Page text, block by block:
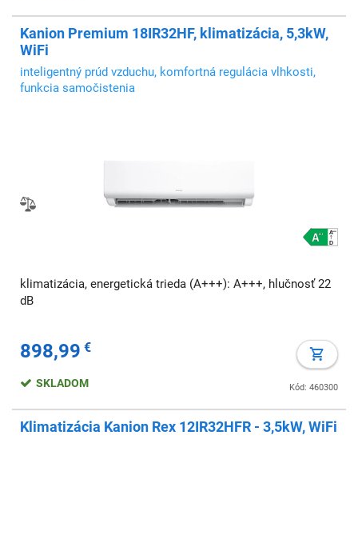
Kanion Premium 18IR32HF, klimatizácia, 5,3kW,
WiFi
inteligentný prúd vzduchu, komfortná regulácia vlhkosti,
funkcia samočistenia
klimatizácia, energetická trieda (A+++): A+++, hlučnosť 22
dB
898,99 €
Kód: 460300
SKLADOM
Klimatizácia Kanion Rex 12IR32HFR - 3,5kW, WiFi